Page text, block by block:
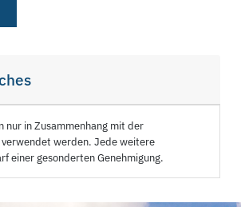
nur in Zusammenhang mit der
werden. Jede weitere
einer gesonderten Genehmigung.